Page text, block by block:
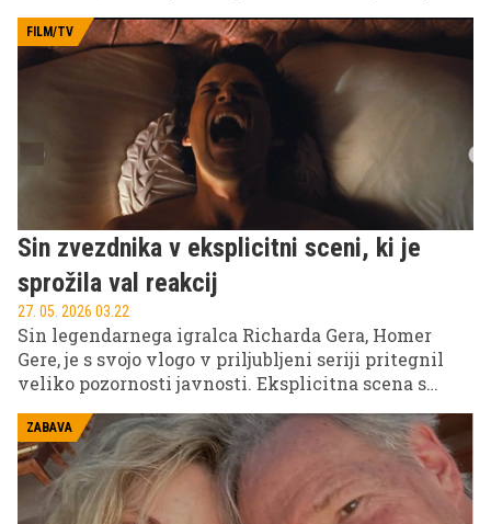
FILM/TV
Sin zvezdnika v eksplicitni sceni, ki je
sprožila val reakcij
27. 05. 2026 03.22
Sin legendarnega igralca Richarda Gera, Homer
Gere, je s svojo vlogo v priljubljeni seriji pritegnil
veliko pozornosti javnosti. Eksplicitna scena s
omrežjih in odprla razpravo o njegovi vse bolj
opazni hollywoodski poti.
ZABAVA